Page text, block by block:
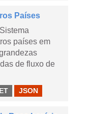
Países
países em
de fluxo de
JSON